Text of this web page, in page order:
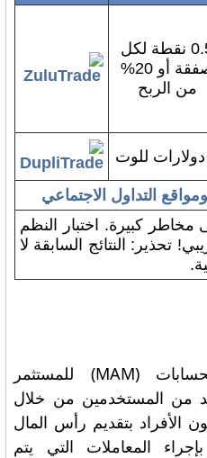
0.5 نقطة لكل
صفقة أو 20%
من الربح
التداول الاجتماعي
كبيرة. اختبار النظم
تحذير: النتائج السابقة لا
يسمح التداول متعدد الحسابات (MAM) للمستثمر
من المستخدمين من خلال
الأفراد بتقديم رأس المال
المعاملات التي يتم